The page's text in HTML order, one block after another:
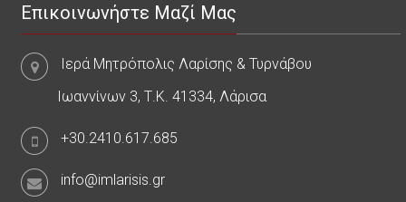
Επικοινωνήστε Μαζί Μας
Ιερά Μητρόπολις Λαρίσης & Τυρνάβου
Ιωαννίνων 3, Τ.Κ. 41334, Λάρισα
+30.2410.617.685
info@imlarisis.gr